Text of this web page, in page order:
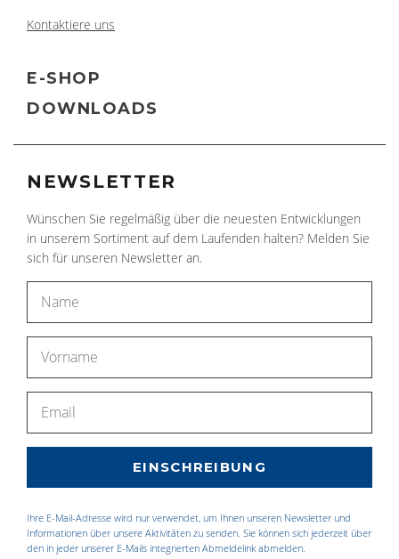
Kontaktiere uns
E-SHOP
DOWNLOADS
NEWSLETTER
Wünschen Sie regelmäßig über die neuesten Entwicklungen
in unserem Sortiment auf dem Laufenden halten? Melden Sie
sich für unseren Newsletter an.
Ihre E-Mail-Adresse wird nur verwendet, um Ihnen unseren Newsletter und
Informationen über unsere Aktivitäten zu senden. Sie können sich jederzeit über
den in jeder unserer E-Mails integrierten Abmeldelink abmelden.